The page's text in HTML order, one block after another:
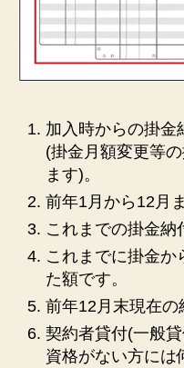
加入時からの掛金
(掛金月額変更等
ます)。
前年1月から12月
これまでの掛金納
これまでに掛金か
た額です。
前年12月末現在の
契約者貸付(一般
資格がない方には